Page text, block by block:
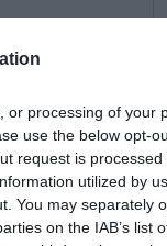
or processing of your
use the below opt-
request is processed
utilized by
You may separately
on the IAB’s list